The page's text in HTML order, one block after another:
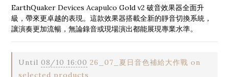
EarthQuaker Devices Acapulco Gold v2 破音效果器全面升
級，帶來更卓越的表現。這款效果器搭載全新的靜音切換系統，
讓演奏更加流暢，無論錄音或現場演出都能展現專業水準。
Until 08/10 16:00 26_07_夏日音色補給大作戰 on
selected products